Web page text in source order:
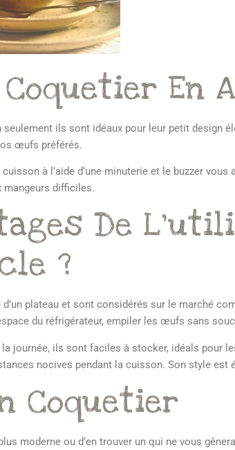
En
ils sont idéaux pour leur petit design
œufs préférés.
à l’aide d’une minuterie et le buzzer
mangeurs difficiles.
De
?
plateau et sont considérés sur le marché
du réfrigérateur, empiler les œufs sans
journée, ils sont faciles à stocker, idéals pour
nocives pendant la cuisson. Son style est
Coquetier
moderne ou d’en trouver un qui ne vous